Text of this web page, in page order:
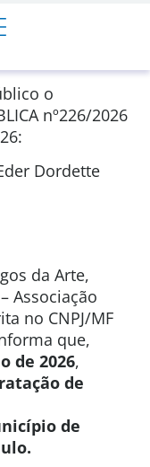
o
nº226/2026
:
Dordette
da Arte,
Associação
no CNPJ/MF
que,
de 2026,
de
de